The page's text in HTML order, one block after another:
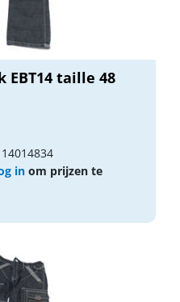
EBT14 taille 48
in om prijzen te